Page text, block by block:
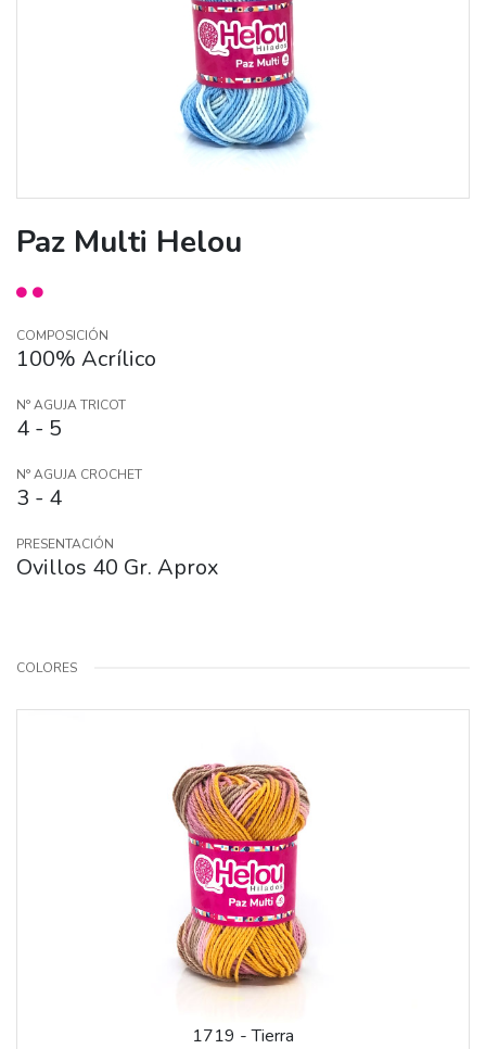
Paz Multi Helou
COMPOSICIÓN
100% Acrílico
N° AGUJA TRICOT
4 - 5
N° AGUJA CROCHET
3 - 4
PRESENTACIÓN
Ovillos 40 Gr. Aprox
COLORES
1719 - Tierra